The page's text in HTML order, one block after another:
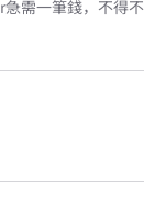
需一筆錢，不得